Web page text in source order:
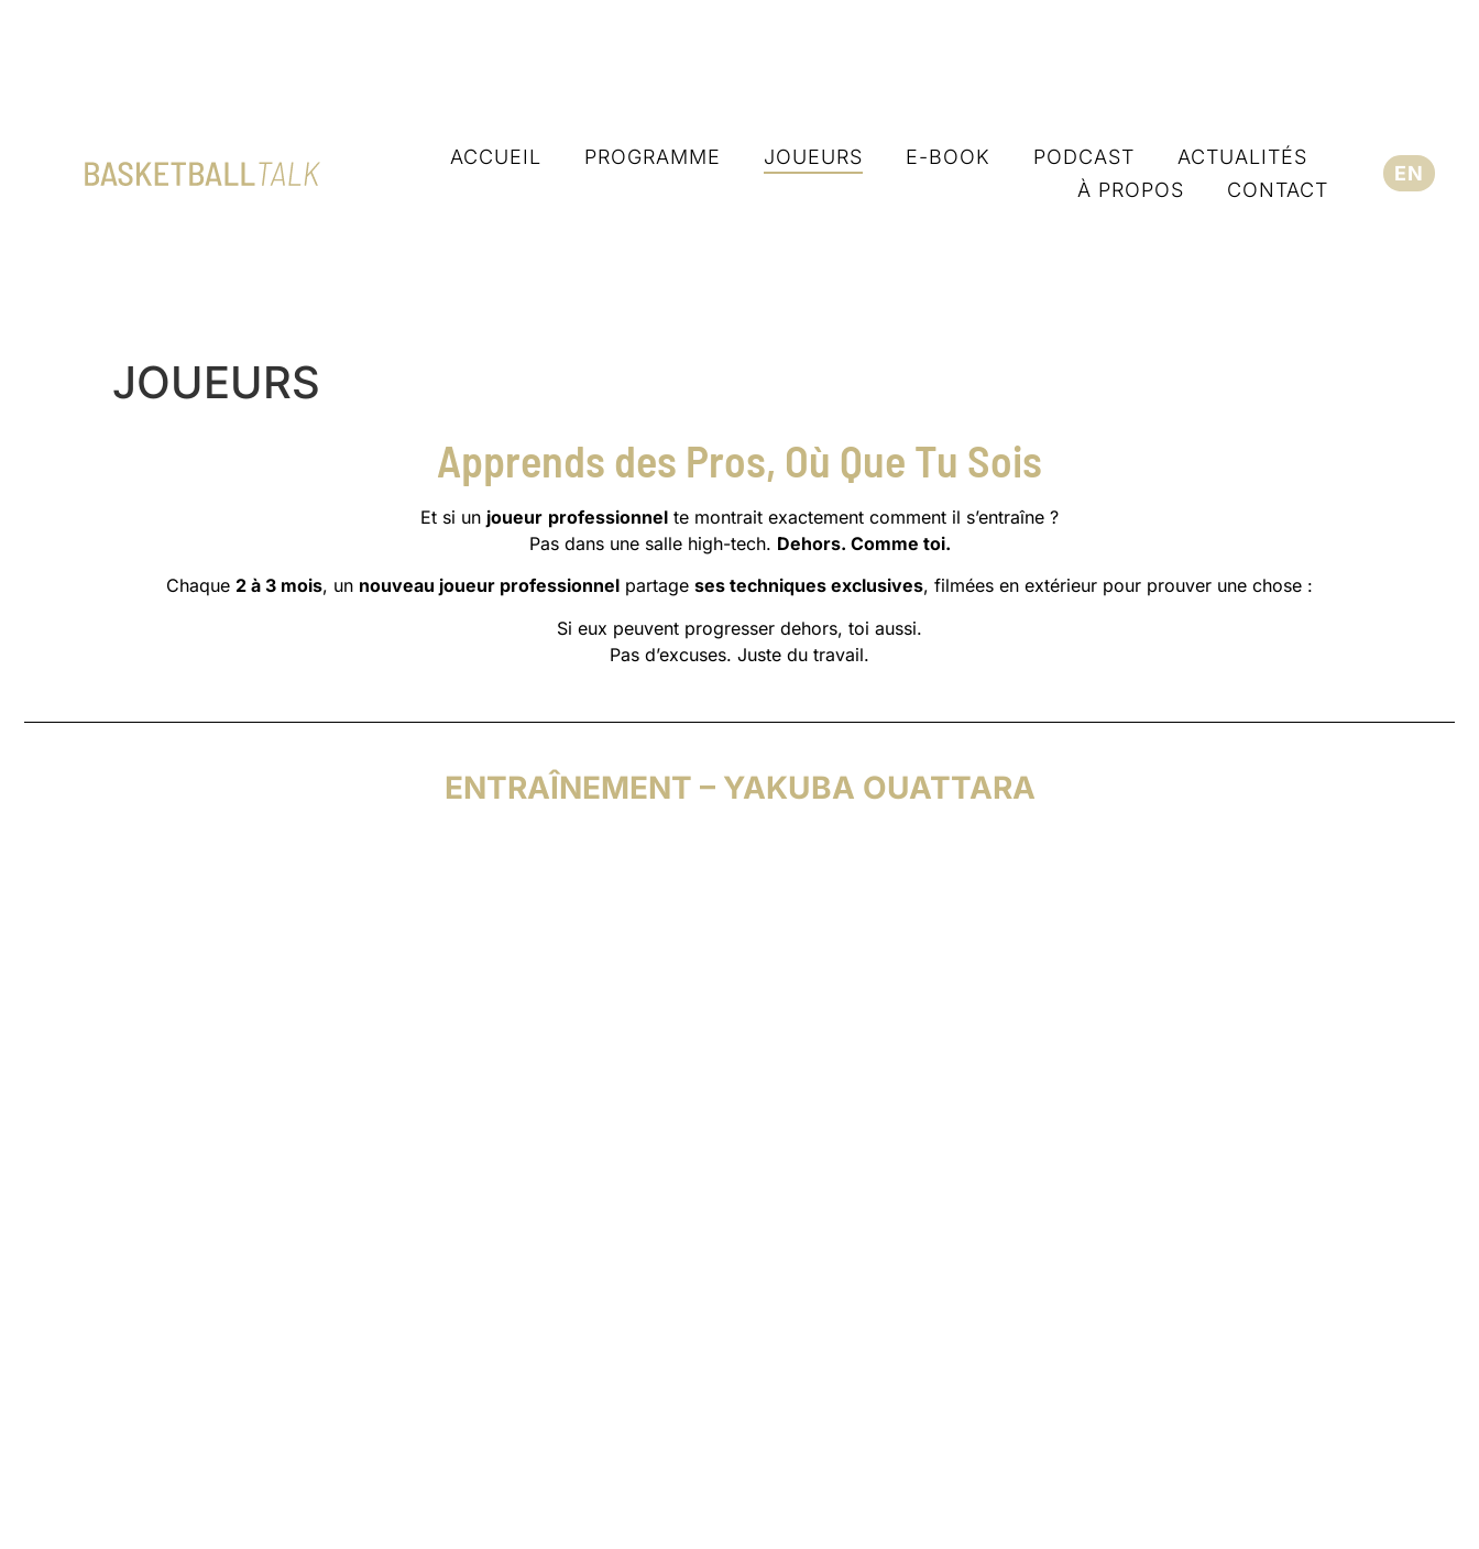
ACCUEIL PROGRAMME JOUEURS E-BOOK PODCAST
ACTUALITÉS
À PROPOS
CONTACT
EN
JOUEURS
Apprends des Pros, Où Que Tu Sois
Et si un joueur professionnel te montrait exactement comment il s’entraîne ?
Pas dans une salle high-tech. Dehors. Comme toi.
Chaque 2 à 3 mois, un nouveau joueur professionnel partage ses techniques exclusives, filmées en extérieur pour prouver une chose :
Si eux peuvent progresser dehors, toi aussi.
Pas d’excuses. Juste du travail.
ENTRAÎNEMENT – YAKUBA OUATTARA